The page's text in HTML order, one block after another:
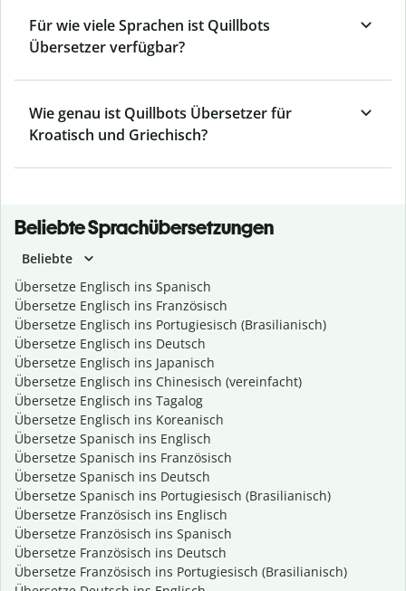
Für wie viele Sprachen ist Quillbots
Übersetzer verfügbar?
Wie genau ist Quillbots Übersetzer für
Kroatisch und Griechisch?
Beliebte Sprachübersetzungen
Beliebte
Übersetze Englisch ins Spanisch
Übersetze Englisch ins Französisch
Übersetze Englisch ins Portugiesisch (Brasilianisch)
Übersetze Englisch ins Deutsch
Übersetze Englisch ins Japanisch
Übersetze Englisch ins Chinesisch (vereinfacht)
Übersetze Englisch ins Tagalog
Übersetze Englisch ins Koreanisch
Übersetze Spanisch ins Englisch
Übersetze Spanisch ins Französisch
Übersetze Spanisch ins Deutsch
Übersetze Spanisch ins Portugiesisch (Brasilianisch)
Übersetze Französisch ins Englisch
Übersetze Französisch ins Spanisch
Übersetze Französisch ins Deutsch
Übersetze Französisch ins Portugiesisch (Brasilianisch)